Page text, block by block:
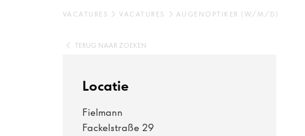
VACATURES VACATURES AUGENOPTIKER (W/M/D)
TERUG NAAR ZOEKEN
Locatie
Fielmann
Fackelstraße 29